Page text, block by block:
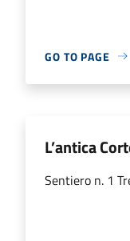
GO TO PAGE
L’antica
Sentiero n. 1